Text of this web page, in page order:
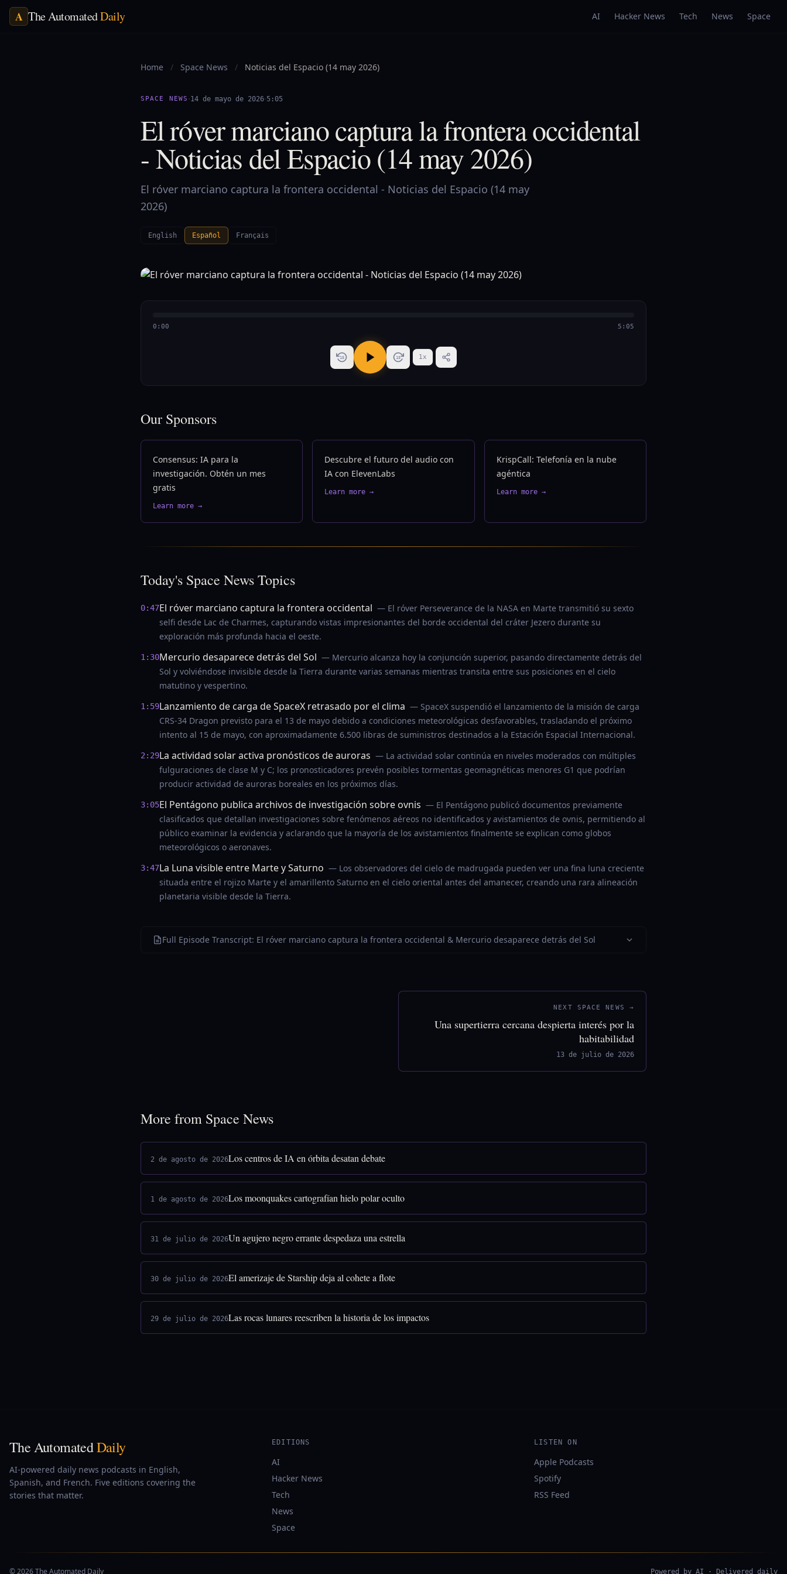
A The AutomatedDaily AI Hacker News Tech News Space
Home / Space News / Noticias del Espacio (14 may 2026)
SPACE NEWS ·14 de mayo de 2026·5:05
El róver marciano captura la frontera occidental
- Noticias del Espacio (14 may 2026)
El róver marciano captura la frontera occidental - Noticias del Espacio (14 may
2026)
English Español Français
0:00 5:05
15 15 1x
Our Sponsors
Consensus: IA para la
investigación. Obtén un mes
gratis
Learn more →
Descubre el futuro del audio con
IA con ElevenLabs
Learn more →
KrispCall: Telefonía en la nube
agéntica
Learn more →
Today's Space News Topics
0:47El róver marciano captura la frontera occidental — El róver Perseverance de la NASA en Marte transmitió su sexto
selfi desde Lac de Charmes, capturando vistas impresionantes del borde occidental del cráter Jezero durante su
exploración más profunda hacia el oeste.
1:30Mercurio desaparece detrás del Sol — Mercurio alcanza hoy la conjunción superior, pasando directamente detrás del
Sol y volviéndose invisible desde la Tierra durante varias semanas mientras transita entre sus posiciones en el cielo
matutino y vespertino.
1:59Lanzamiento de carga de SpaceX retrasado por el clima — SpaceX suspendió el lanzamiento de la misión de carga
CRS-34 Dragon previsto para el 13 de mayo debido a condiciones meteorológicas desfavorables, trasladando el próximo
intento al 15 de mayo, con aproximadamente 6.500 libras de suministros destinados a la Estación Espacial Internacional.
2:29La actividad solar activa pronósticos de auroras — La actividad solar continúa en niveles moderados con múltiples
fulguraciones de clase M y C; los pronosticadores prevén posibles tormentas geomagnéticas menores G1 que podrían
producir actividad de auroras boreales en los próximos días.
3:05El Pentágono publica archivos de investigación sobre ovnis — El Pentágono publicó documentos previamente
clasificados que detallan investigaciones sobre fenómenos aéreos no identificados y avistamientos de ovnis, permitiendo al
público examinar la evidencia y aclarando que la mayoría de los avistamientos finalmente se explican como globos
meteorológicos o aeronaves.
3:47La Luna visible entre Marte y Saturno — Los observadores del cielo de madrugada pueden ver una fina luna creciente
situada entre el rojizo Marte y el amarillento Saturno en el cielo oriental antes del amanecer, creando una rara alineación
planetaria visible desde la Tierra.
Full Episode Transcript: El róver marciano captura la frontera occidental & Mercurio desaparece detrás del Sol
NEXT SPACE NEWS →
Una supertierra cercana despierta interés por la
habitabilidad
13 de julio de 2026
More from Space News
2 de agosto de 2026Los centros de IA en órbita desatan debate
1 de agosto de 2026Los moonquakes cartografían hielo polar oculto
31 de julio de 2026Un agujero negro errante despedaza una estrella
30 de julio de 2026El amerizaje de Starship deja al cohete a flote
29 de julio de 2026Las rocas lunares reescriben la historia de los impactos
The AutomatedDaily
AI-powered daily news podcasts in English,
Spanish, and French. Five editions covering the
stories that matter.
EDITIONS
AI
Hacker News
Tech
News
Space
LISTEN ON
Apple Podcasts
Spotify
RSS Feed
© 2026 The Automated Daily Powered by AI · Delivered daily